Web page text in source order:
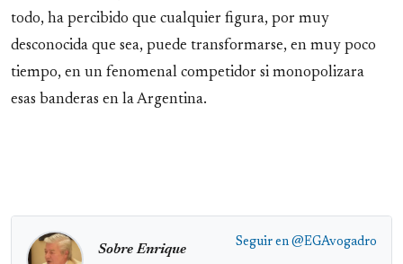
todo, ha percibido que cualquier figura, por muy
desconocida que sea, puede transformarse, en muy poco
tiempo, en un fenomenal competidor si monopolizara
esas banderas en la Argentina.
Seguir en @EGAvogadro
Sobre Enrique